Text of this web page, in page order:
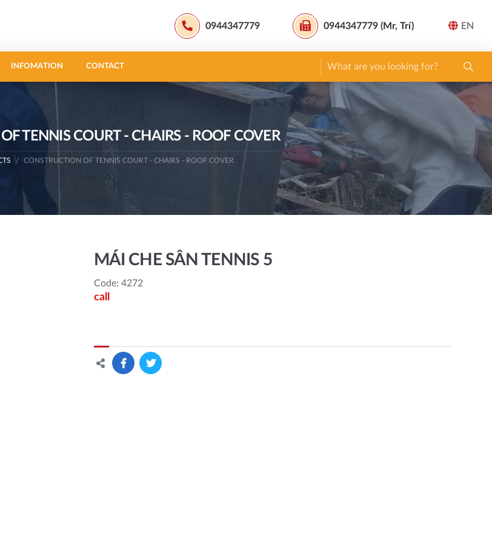
0944347779 0944347779 (Mr, Trí) EN
INFOMATION CONTACT
TENNIS COURT - CHAIRS - ROOF COVER
CONSTRUCTION OF TENNIS COURT - CHAIRS - ROOF COVER
MÁI CHE SÂN TENNIS 5
Code: 4272
call